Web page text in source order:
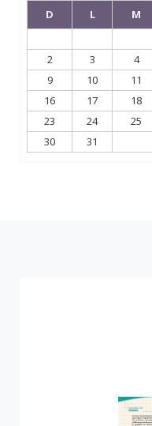
D L M
2
3 4
9
10 11
16
17 18
23
24 25
30
31